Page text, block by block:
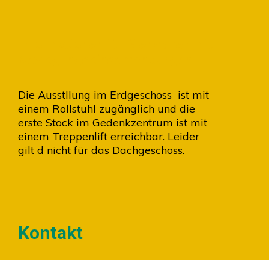
Die Ausstllung im Erdgeschoss ist mit
einem Rollstuhl zugänglich und die
erste Stock im Gedenkzentrum ist mit
einem Treppenlift erreichbar. Leider
gilt d nicht für das Dachgeschoss.
Kontakt